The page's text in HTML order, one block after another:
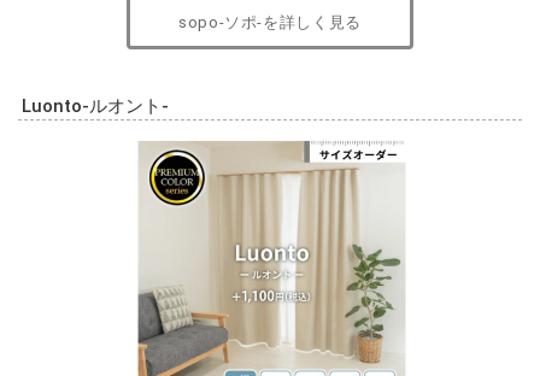
フィンランド語で「自然」という意味のルオント。NOKKI